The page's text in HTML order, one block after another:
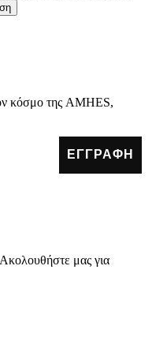
κόσμο της AMHES,
ΕΓΓΡΑΦΗ
μας για